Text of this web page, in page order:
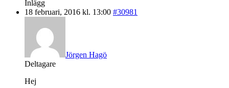
Inlägg
18 februari, 2016 kl. 13:00 #30981
Jörgen Hagö
Deltagare
Hej